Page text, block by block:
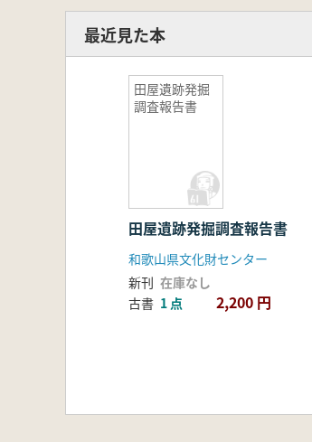
最近見た本
田屋遺跡発掘
調査報告書
田屋遺跡発掘調査報告書
和歌山県文化財センター
新刊 在庫なし
古書 1 点 2,200 円